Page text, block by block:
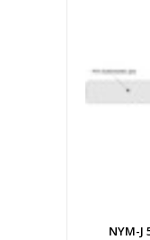
NYM-J